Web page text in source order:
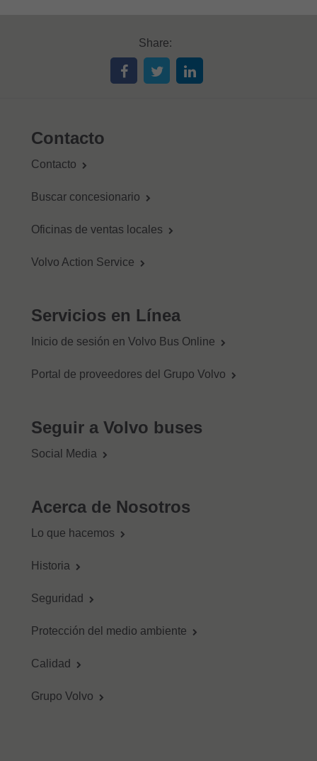
Share:
Contacto
Contacto
Buscar concesionario
Oficinas de ventas locales
Volvo Action Service
Servicios en Línea
Inicio de sesión en Volvo Bus Online
Portal de proveedores del Grupo Volvo
Seguir a Volvo buses
Social Media
Acerca de Nosotros
Lo que hacemos
Historia
Seguridad
Protección del medio ambiente
Calidad
Grupo Volvo